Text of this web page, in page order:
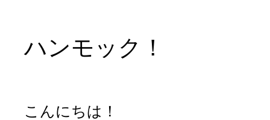
ハンモック！
こんにちは！